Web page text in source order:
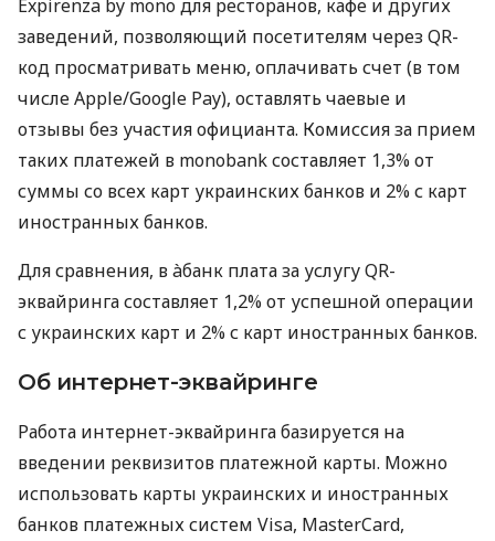
Expirenza by mono для ресторанов, кафе и других
заведений, позволяющий посетителям через QR-
код просматривать меню, оплачивать счет (в том
числе Apple/Google Pay), оставлять чаевые и
отзывы без участия официанта. Комиссия за прием
таких платежей в monobank составляет 1,3% от
суммы со всех карт украинских банков и 2% с карт
иностранных банков.
Для сравнения, в àбанк плата за услугу QR-
эквайринга составляет 1,2% от успешной операции
с украинских карт и 2% с карт иностранных банков.
Об интернет-эквайринге
Работа интернет-эквайринга базируется на
введении реквизитов платежной карты. Можно
использовать карты украинских и иностранных
банков платежных систем Visa, MasterCard,